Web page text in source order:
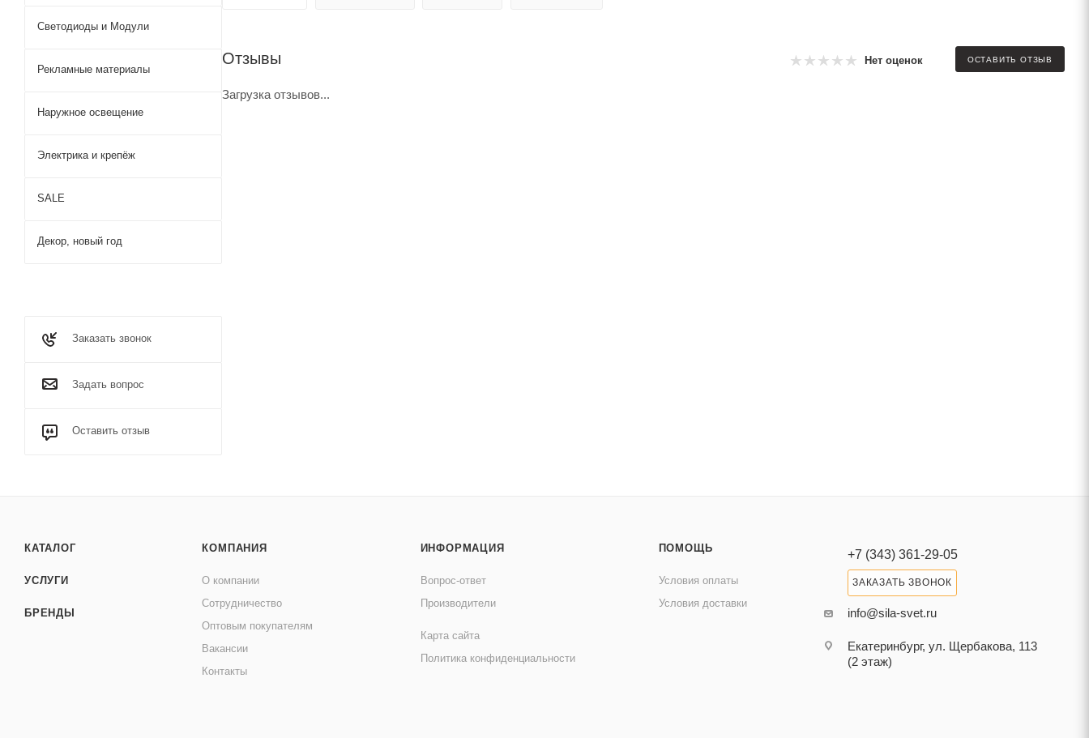
Отзывы Нет оценок ОСТАВИТЬ ОТЗЫВ
Загрузка отзывов...
Светодиоды и Модули
Рекламные материалы
Наружное освещение
Электрика и крепёж
SALE
Декор, новый год
Заказать звонок
Задать вопрос
Оставить отзыв
КАТАЛОГ
УСЛУГИ
БРЕНДЫ
КОМПАНИЯ
О компании
Сотрудничество
Оптовым покупателям
Вакансии
Контакты
ИНФОРМАЦИЯ
Вопрос-ответ
Производители
Карта сайта
Политика конфиденциальности
ПОМОЩЬ
Условия оплаты
Условия доставки
+7 (343) 361-29-05
ЗАКАЗАТЬ ЗВОНОК
info@sila-svet.ru
Екатеринбург, ул. Щербакова, 113
(2 этаж)